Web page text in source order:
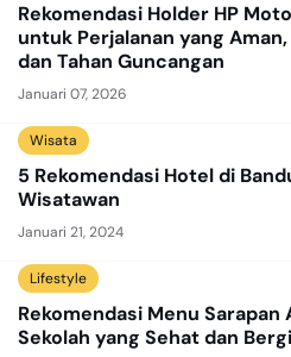
Rekomendasi Holder HP
untuk Perjalanan yang
dan Tahan Guncangan
Januari 07, 2026
Wisata
5 Rekomendasi Hotel di
Wisatawan
Januari 21, 2024
Lifestyle
Rekomendasi Menu Sarapan
Sekolah yang Sehat dan